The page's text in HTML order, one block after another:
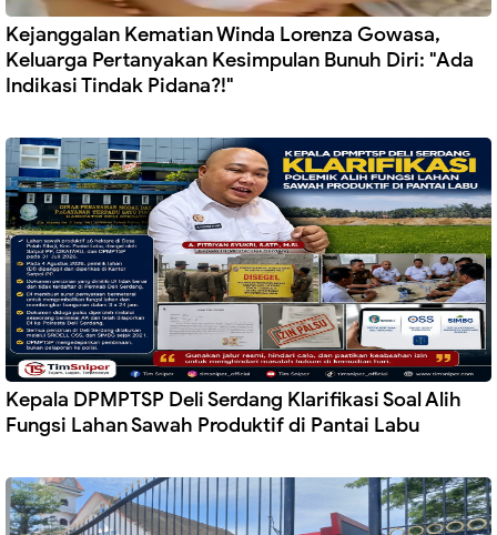
Kejanggalan Kematian Winda Lorenza Gowasa,
Keluarga Pertanyakan Kesimpulan Bunuh Diri: "Ada
Indikasi Tindak Pidana?!"
Kepala DPMPTSP Deli Serdang Klarifikasi Soal Alih
Fungsi Lahan Sawah Produktif di Pantai Labu